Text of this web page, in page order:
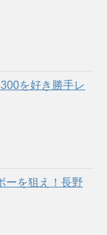
を好き勝手レ
ーを狙え！長野